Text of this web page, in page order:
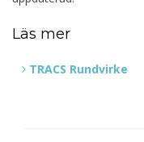
Läs mer
TRACS Rundvirke